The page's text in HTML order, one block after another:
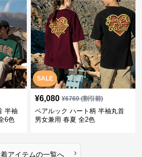
半袖
6色
SALE
¥6,080 ¥6760(割引前)
ペアルック ハート柄 半袖丸首
男女兼用 春夏 全2色
アイテムの一覧へ ›